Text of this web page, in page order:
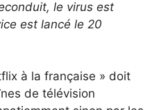
le virus est
est lancé le 20
à la française » doit
de télévision